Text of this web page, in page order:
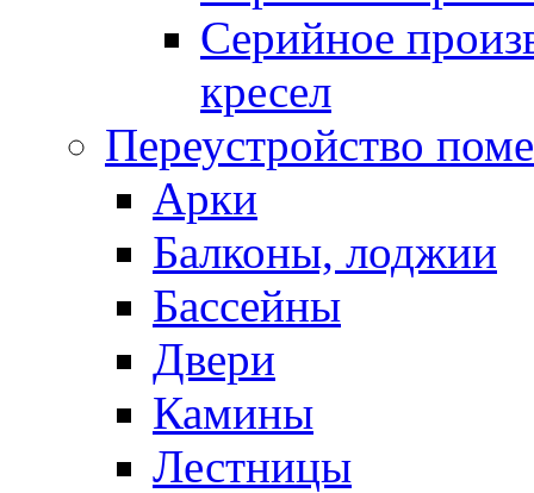
Серийное
кресел
Переустройство
Арки
Балконы, лоджии
Бассейны
Двери
Камины
Лестницы